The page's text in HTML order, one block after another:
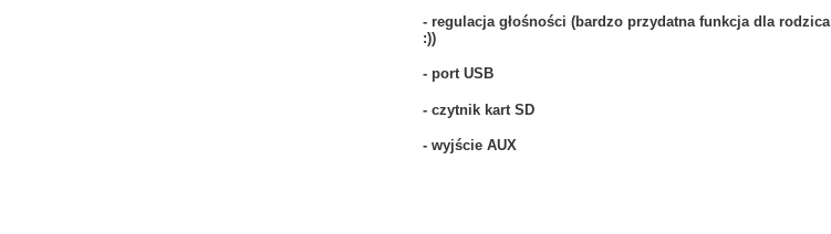
- regulacja głośności (bardzo przydatna funkcja dla rodzica
:))
- port USB
- czytnik kart SD
- wyjście AUX